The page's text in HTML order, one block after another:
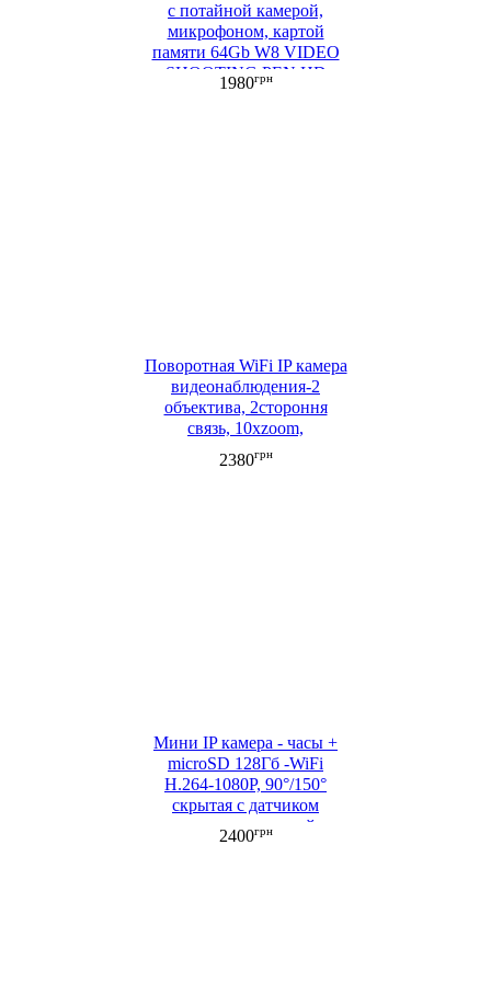
с потайной камерой,
микрофоном, картой
памяти 64Gb W8 VIDEO
SHOOTING PEN HD
1080P
1980грн
Поворотная WiFi IP камера
видеонаблюдения-2
объектива, 2стороння
связь, 10xzoom,
распознавание лица,
ночная съемка 1080P
2380грн
Мини IP камера - часы +
microSD 128Гб -WiFi
H.264-1080P, 90°/150°
cкрытая с датчиком
движения, ночной
съемкой, аккумулятором
2400грн